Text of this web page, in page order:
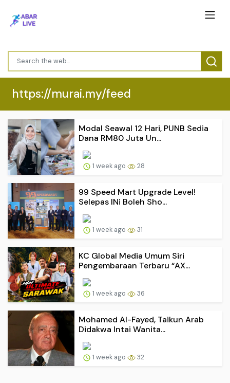
https://murai.my/feed
Modal Seawal 12 Hari, PUNB Sedia
Dana RM80 Juta Un...
1 week ago 28
99 Speed Mart Upgrade Level!
Selepas INi Boleh Sho...
1 week ago 31
KC Global Media Umum Siri
Pengembaraan Terbaru “AX...
1 week ago 36
Mohamed Al-Fayed, Taikun Arab
Didakwa Intai Wanita...
1 week ago 32